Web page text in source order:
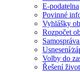
E-podatelna
Povinné
Vyhlášky
Rozpočet
Volby do
Řešení